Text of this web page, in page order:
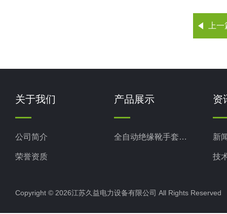
上
关于我们
公司简介
荣誉资质
产品展示
全自动绝缘靴手套测试仪
资
新
技
Copyright © 2026江苏久益电力设备有限公司 All Rights